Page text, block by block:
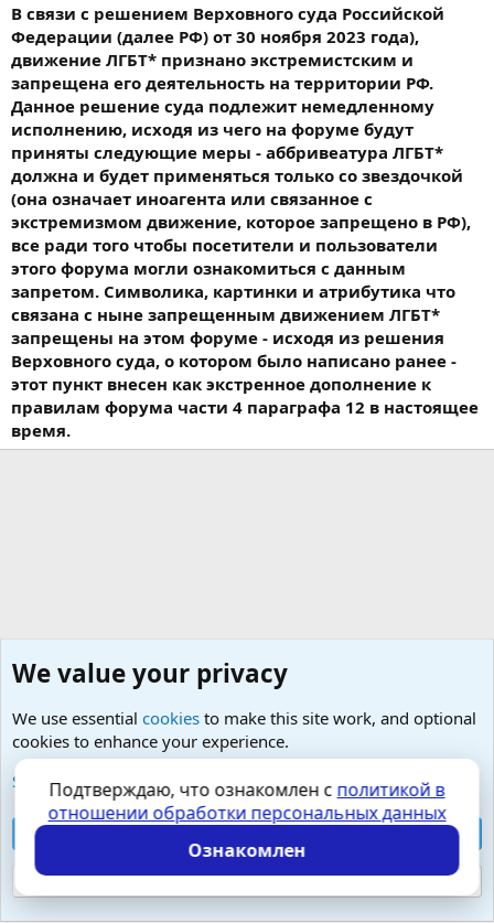
В связи с решением Верховного суда Российской
Федерации (далее РФ) от 30 ноября 2023 года),
движение ЛГБТ* признано экстремистским и
запрещена его деятельность на территории РФ.
Данное решение суда подлежит немедленному
исполнению, исходя из чего на форуме будут
приняты следующие меры - аббривеатура ЛГБТ*
должна и будет применяться только со звездочкой
(она означает иноагента или связанное с
экстремизмом движение, которое запрещено в РФ),
все ради того чтобы посетители и пользователи
этого форума могли ознакомиться с данным
запретом. Символика, картинки и атрибутика что
связана с ныне запрещенным движением ЛГБТ*
запрещены на этом форуме - исходя из решения
Верховного суда, о котором было написано ранее -
этот пункт внесен как экстренное дополнение к
правилам форума части 4 параграфа 12 в настоящее
время.
Любые вопросы от Гостей - анонимно
Cookies
Russian (RU)
Условия и правила
Политика конфиденциальности
Помощь
S
S
Локализация отXenForo.Info
We value your privacy
We use essential cookies to make this site work, and optional
cookies to enhance your experience.
See further information and configure your preferences
Reject optional cookies
Подтверждаю, что ознакомлен с политикой в
отношении обработки персональных данных
Ознакомлен